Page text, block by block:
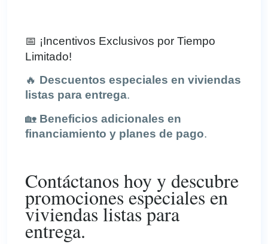
📅 ¡Incentivos Exclusivos por Tiempo
Limitado!
🔥 Descuentos especiales en viviendas
listas para entrega.
🏡 Beneficios adicionales en
financiamiento y planes de pago.
Contáctanos hoy y descubre
promociones especiales en
viviendas listas para
entrega.